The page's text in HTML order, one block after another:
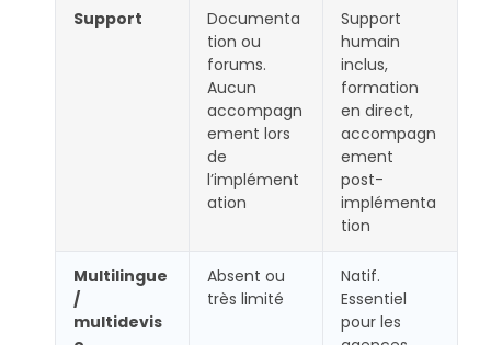
Support
Documenta
tion ou
forums.
Aucun
accompagn
ement lors
de
l’implément
ation
Support
humain
inclus,
formation
en direct,
accompagn
ement
post-
implémenta
tion
Multilingue
/
multidevis
Absent ou
très limité
Natif.
Essentiel
pour les